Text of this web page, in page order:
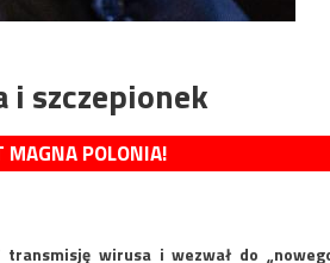
szczepionek
MAGNA POLONIA!
wirusa i wezwał do